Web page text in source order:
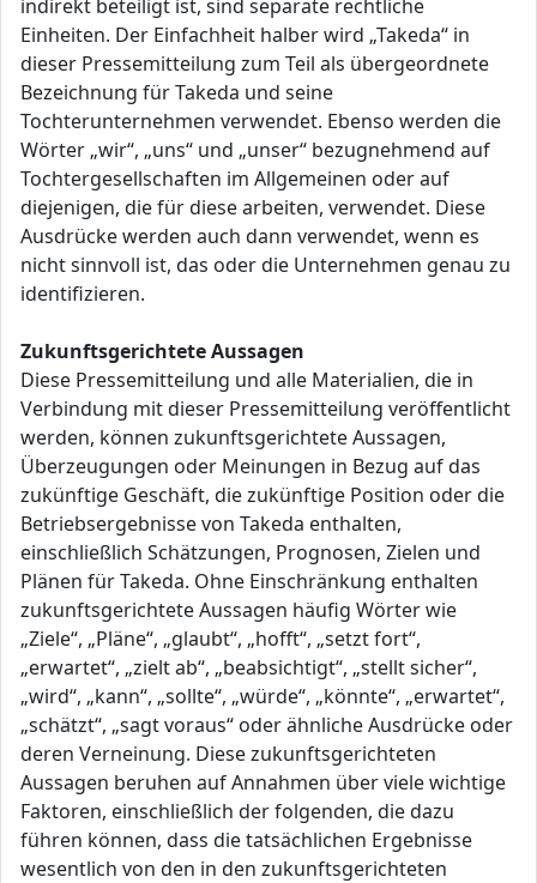
indirekt beteiligt ist, sind separate rechtliche
Einheiten. Der Einfachheit halber wird „Takeda“ in
dieser Pressemitteilung zum Teil als übergeordnete
Bezeichnung für Takeda und seine
Tochterunternehmen verwendet. Ebenso werden die
Wörter „wir“, „uns“ und „unser“ bezugnehmend auf
Tochtergesellschaften im Allgemeinen oder auf
diejenigen, die für diese arbeiten, verwendet. Diese
Ausdrücke werden auch dann verwendet, wenn es
nicht sinnvoll ist, das oder die Unternehmen genau zu
identifizieren.
Zukunftsgerichtete Aussagen
Diese Pressemitteilung und alle Materialien, die in
Verbindung mit dieser Pressemitteilung veröffentlicht
werden, können zukunftsgerichtete Aussagen,
Überzeugungen oder Meinungen in Bezug auf das
zukünftige Geschäft, die zukünftige Position oder die
Betriebsergebnisse von Takeda enthalten,
einschließlich Schätzungen, Prognosen, Zielen und
Plänen für Takeda. Ohne Einschränkung enthalten
zukunftsgerichtete Aussagen häufig Wörter wie
„Ziele“, „Pläne“, „glaubt“, „hofft“, „setzt fort“,
„erwartet“, „zielt ab“, „beabsichtigt“, „stellt sicher“,
„wird“, „kann“, „sollte“, „würde“, „könnte“, „erwartet“,
„schätzt“, „sagt voraus“ oder ähnliche Ausdrücke oder
deren Verneinung. Diese zukunftsgerichteten
Aussagen beruhen auf Annahmen über viele wichtige
Faktoren, einschließlich der folgenden, die dazu
führen können, dass die tatsächlichen Ergebnisse
wesentlich von den in den zukunftsgerichteten